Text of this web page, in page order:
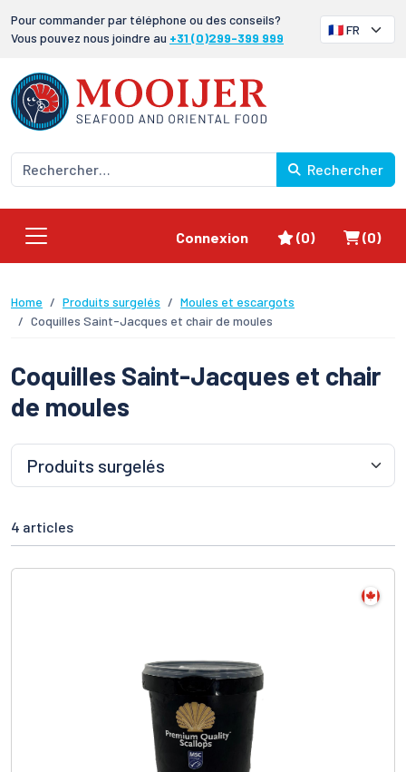
Pour commander par téléphone ou des conseils?
Vous pouvez nous joindre au +31 (0)299-399 999
Rechercher
Connexion Favoris
(0) Panier
(0)
Home Produits surgelés
Moules et escargots
Coquilles Saint-Jacques et chair de moules
Coquilles Saint-Jacques et chair
de moules
4 articles